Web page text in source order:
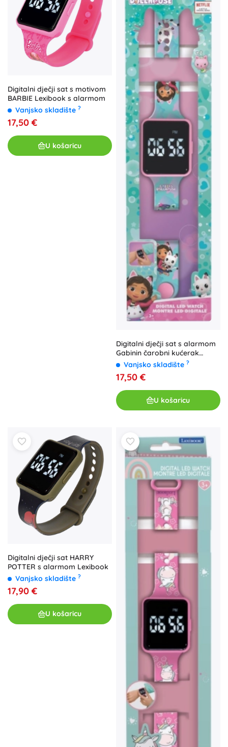
Digitalni dječji sat s motivom
BARBIE Lexibook s alarmom
Vanjsko skladište ?
17,50 €
U košaricu
Digitalni dječji sat s alarmom
Gabinin čarobni kućerak
LEXIBOOK
Vanjsko skladište ?
17,50 €
U košaricu
Digitalni dječji sat HARRY
POTTER s alarmom Lexibook
Vanjsko skladište ?
17,90 €
U košaricu